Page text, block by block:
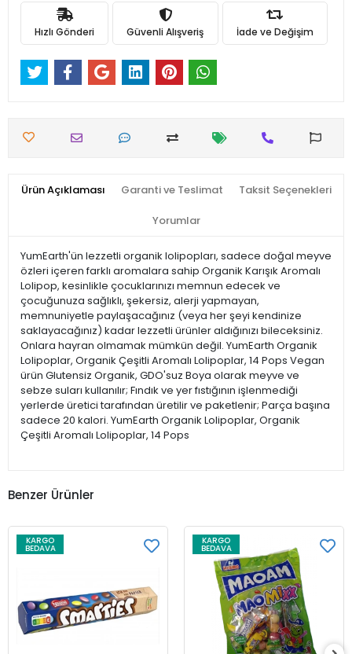
Hızlı Gönderi Güvenli Alışveriş İade ve Değişim
Ürün Açıklaması Garanti ve Teslimat Taksit Seçenekleri
Yorumlar
YumEarth'ün lezzetli organik lolipopları, sadece doğal meyve
özleri içeren farklı aromalara sahip Organik Karışık Aromalı
Lolipop, kesinlikle çocuklarınızı memnun edecek ve
çocuğunuza sağlıklı, şekersiz, alerji yapmayan,
memnuniyetle paylaşacağınız (veya her şeyi kendinize
saklayacağınız) kadar lezzetli ürünler aldığınızı bileceksiniz.
Onlara hayran olmamak mümkün değil. YumEarth Organik
Lolipoplar, Organik Çeşitli Aromalı Lolipoplar, 14 Pops Vegan
ürün Glutensiz Organik, GDO'suz Boya olarak meyve ve
sebze suları kullanılır; Fındık ve yer fıstığının işlenmediği
yerlerde üretici tarafından üretilir ve paketlenir; Parça başına
sadece 20 kalori. YumEarth Organik Lolipoplar, Organik
Çeşitli Aromalı Lolipoplar, 14 Pops
Benzer Ürünler
KARGO
BEDAVA
KARGO
BEDAVA